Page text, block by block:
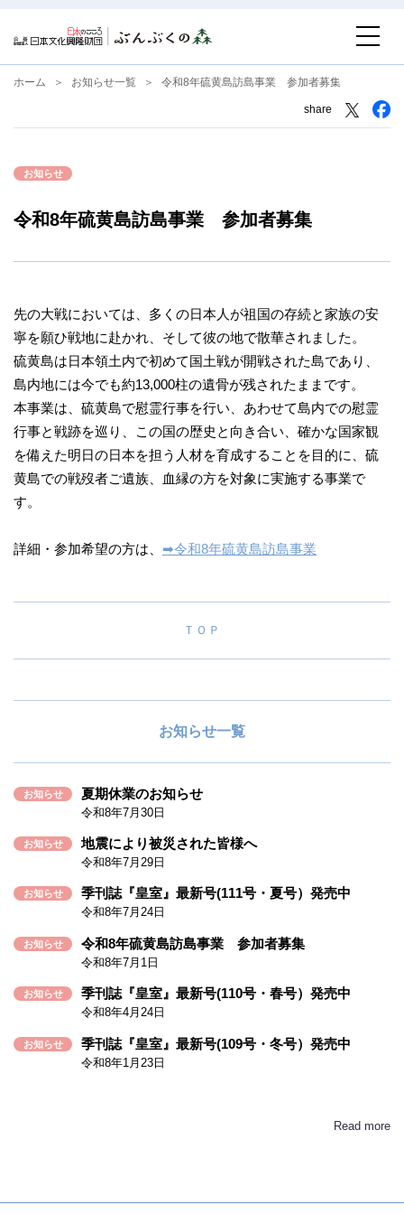
ホーム お知らせ一覧 令和8年硫黄島訪島事業 参加者募集
share
お知らせ
令和8年硫黄島訪島事業 参加者募集
先の大戦においては、多くの日本人が祖国の存続と家族の安
寧を願ひ戦地に赴かれ、そして彼の地で散華されました。
硫黄島は日本領土内で初めて国土戦が開戦された島であり、
島内地には今でも約13,000柱の遺骨が残されたままです。
本事業は、硫黄島で慰霊行事を行い、あわせて島内での慰霊
行事と戦跡を巡り、この国の歴史と向き合い、確かな国家観
を備えた明日の日本を担う人材を育成することを目的に、硫
黄島での戦歿者ご遺族、血縁の方を対象に実施する事業で
す。
詳細・参加希望の方は、 ➡令和8年硫黄島訪島事業
ＴＯＰ
お知らせ一覧
お知らせ 夏期休業のお知らせ
令和8年7月30日
お知らせ 地震により被災された皆様へ
令和8年7月29日
お知らせ 季刊誌『皇室』最新号(111号・夏号）発売中
令和8年7月24日
お知らせ 令和8年硫黄島訪島事業 参加者募集
令和8年7月1日
お知らせ 季刊誌『皇室』最新号(110号・春号）発売中
令和8年4月24日
お知らせ 季刊誌『皇室』最新号(109号・冬号）発売中
令和8年1月23日
Read more